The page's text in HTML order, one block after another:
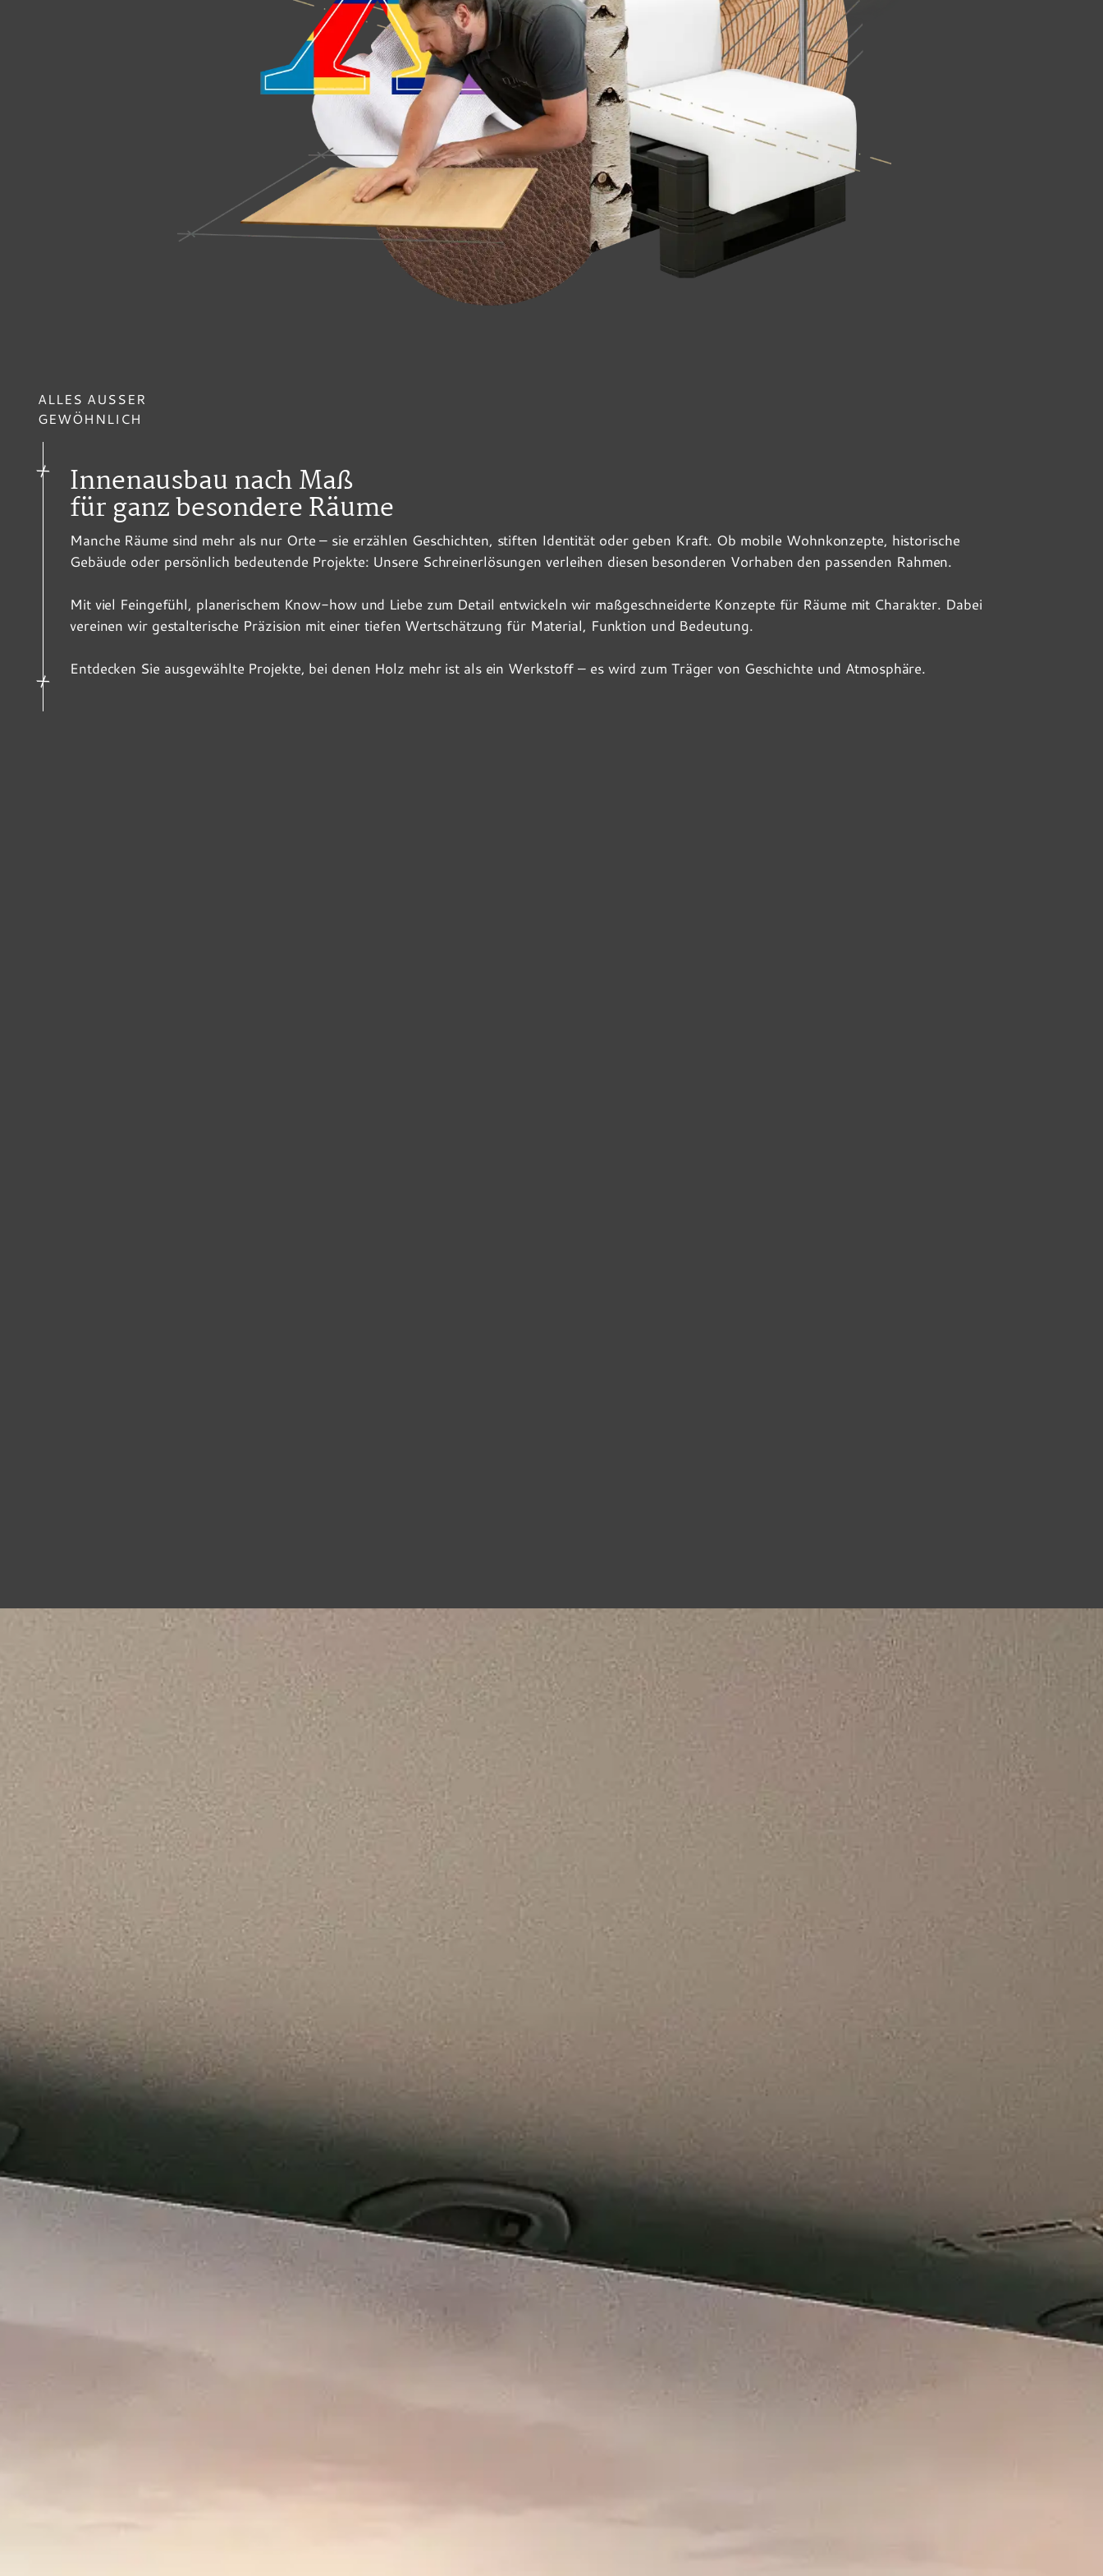
Innenausbau nach Maß
für ganz besondere Räume
Manche Räume sind mehr als nur Orte – sie erzählen Geschichten, stiften Identität oder geben Kraft. Ob mobile Wohnkonzepte, historische
Gebäude oder persönlich bedeutende Projekte: Unsere Schreinerlösungen verleihen diesen besonderen Vorhaben den passenden Rahmen.
Mit viel Feingefühl, planerischem Know-how und Liebe zum Detail entwickeln wir maßgeschneiderte Konzepte für Räume mit Charakter. Dabei
vereinen wir gestalterische Präzision mit einer tiefen Wertschätzung für Material, Funktion und Bedeutung.
Entdecken Sie ausgewählte Projekte, bei denen Holz mehr ist als ein Werkstoff – es wird zum Träger von Geschichte und Atmosphäre.
ALLES AUSSER
GEWÖHNLICH